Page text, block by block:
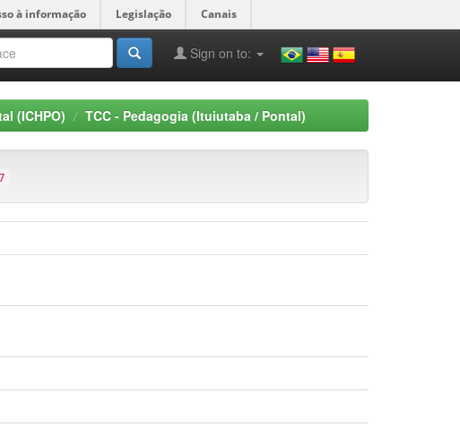
à informação Legislação Canais
Sign on to:
(ICHPO) TCC - Pedagogia (Ituiutaba / Pontal)